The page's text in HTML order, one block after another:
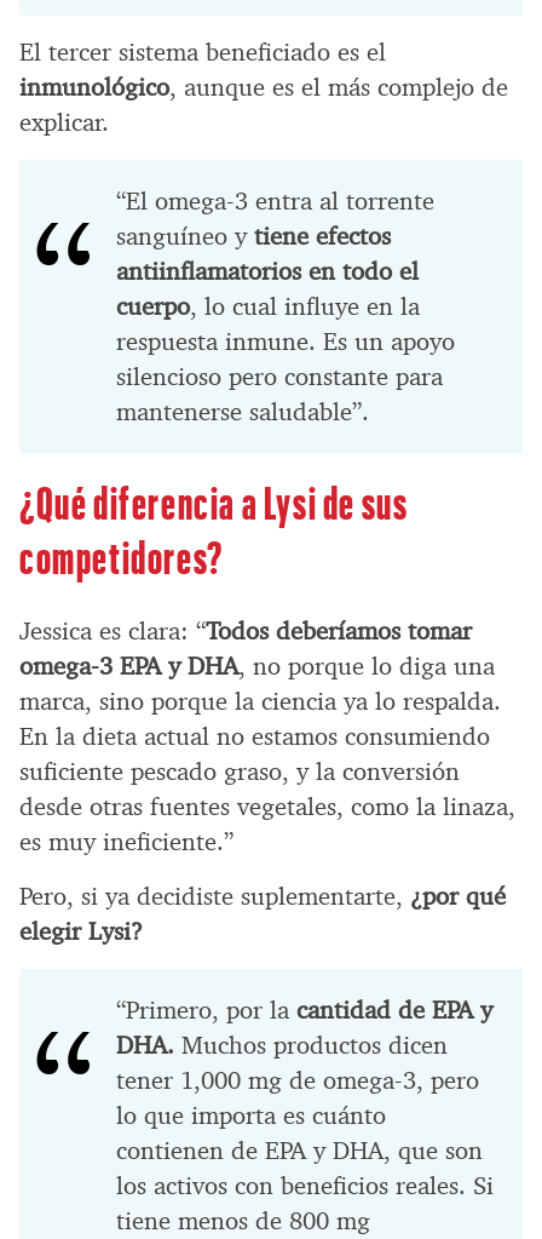
El tercer sistema beneficiado es el
inmunológico, aunque es el más complejo de
explicar.
“El omega-3 entra al torrente
sanguíneo ytiene efectos
antiinflamatorios en todo el
cuerpo, lo cual influye en la
respuesta inmune. Es un apoyo
silencioso pero constante para
mantenerse saludable”.
¿Qué diferencia a Lysi de sus
competidores?
Jessica es clara: “Todos deberíamos tomar
omega-3 EPA y DHA, no porque lo diga una
marca, sino porque la ciencia ya lo respalda.
En la dieta actual no estamos consumiendo
suficiente pescado graso, y la conversión
desde otras fuentes vegetales, como la linaza,
es muy ineficiente.”
Pero, si ya decidiste suplementarte, ¿por qué
elegir Lysi?
“Primero, por la cantidad de EPA y
DHA. Muchos productos dicen
tener 1,000 mg de omega-3, pero
lo que importa es cuánto
contienen de EPA y DHA, que son
los activos con beneficios reales. Si
tiene menos de 800 mg